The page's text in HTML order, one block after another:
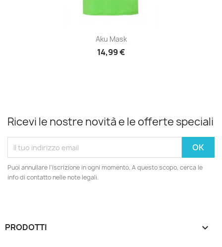
Aku Mask
14,99 €
Ricevi le nostre novità e le offerte speciali
Puoi annullare l'iscrizione in ogni momento. A questo scopo, cerca le
info di contatto nelle note legali.
PRODOTTI 